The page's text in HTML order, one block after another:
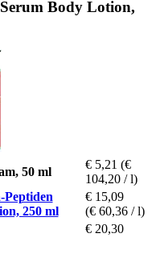
Body Lotion,
50 ml
€ 5,21 (€
104,20 / l)
Peptiden
250 ml
€ 15,09
(€ 60,36 / l)
€ 20,30